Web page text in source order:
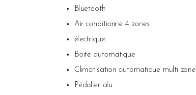
Bluetooth
Air conditionné 4 zones
électrique
Boite automatique
Climatisation automatique multi zone
Pédalier alu